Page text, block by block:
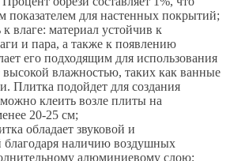
показателем для настенных покрытий;
к влаге: материал устойчив к
и пара, а также к появлению
его подходящим для использования
влажностью, таких как ванные
Плитка подойдет для создания
клеить возле плиты на
20-25 см;
обладает звуковой и
благодаря наличию воздушных
алюминиевому слою;